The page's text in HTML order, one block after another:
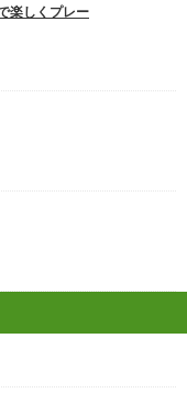
楽しくプレー